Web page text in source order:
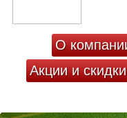
О
Акции и скидки